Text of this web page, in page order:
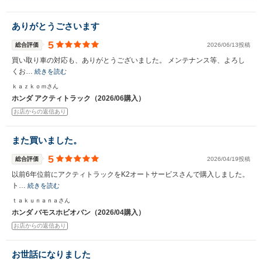
ありがとうごさいます
総合評価 5 2026/06/13投稿
買い取り車の対応も、ありがとうございました。 メンテナンス等、よろし
くお… 続きを読む
ｋａｚｋｏｍさん
ホンダ アクティトラック（2026/06購入）
お店からの返信あり
また買いました。
総合評価 5 2026/04/19投稿
以前6年位前にアクティトラックをK2オートサービスさんで購入しました。
ト… 続きを読む
ｔａｋｕｎａｎａさん
ホンダ バモスホビオバン（2026/04購入）
お店からの返信あり
お世話になりました
※次回問い合わせをする際に自動入力されます
※保存された情報は
いいえ はい